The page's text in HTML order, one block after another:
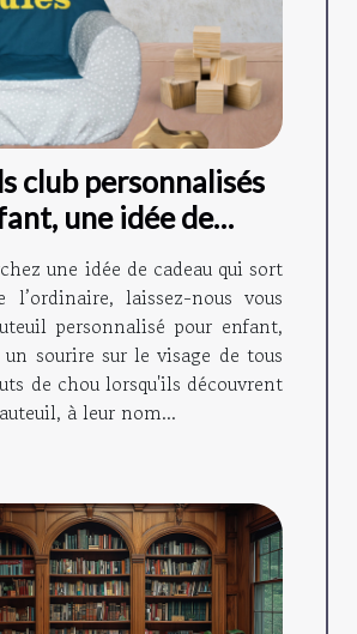
club personnalisés
une idée de
!
une idée de cadeau qui sort
l’ordinaire, laissez-nous vous
personnalisé pour enfant,
un sourire sur le visage de tous
de chou lorsqu'ils découvrent
à leur nom...